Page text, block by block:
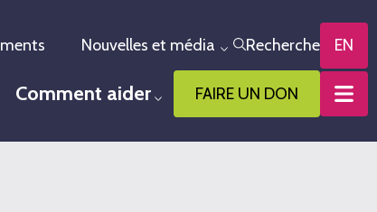
Nouvelles et média Toggle menu
Recherche EN
menu
Comment aider Toggle menu
FAIRE UN DON